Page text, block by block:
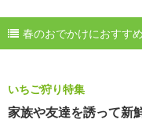
春のおでかけにおすすめ
いちご狩り特集
家族や友達を誘って新